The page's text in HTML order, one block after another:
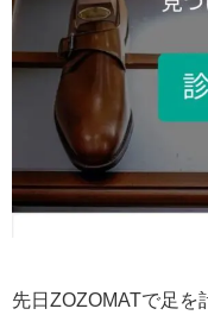
先日ZOZOMATで足を